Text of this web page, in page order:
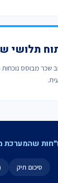
תלושי
שכר מבוסס נוכחות
שהמערכת
סיכום תיק